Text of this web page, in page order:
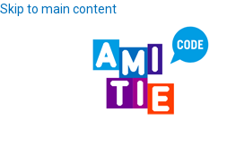
Skip to main content